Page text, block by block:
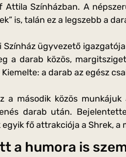
Színházban. A
is, talán ez a legszebb a
Színház ügyvezető
a darab közös,
a darab az egész
a második közös
darab után.
fő attrakciója a Shrek, a
a humora is